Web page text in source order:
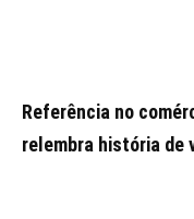
Referência no
relembra história de